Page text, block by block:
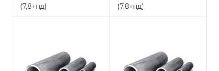
(7,8+нд) (7,8+нд)